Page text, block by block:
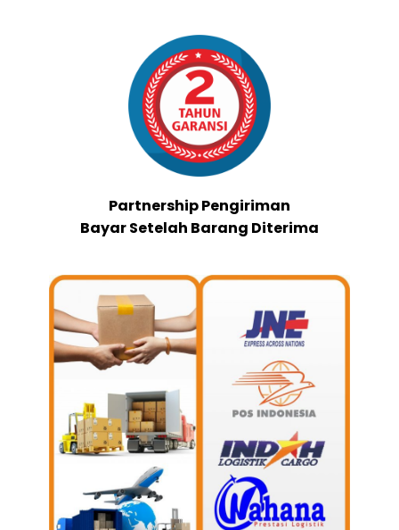
Partnership Pengiriman
Bayar Setelah Barang Diterima